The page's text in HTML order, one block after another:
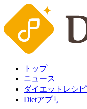
トップ
ニュース
ダイエットレシピ
Dietアプリ